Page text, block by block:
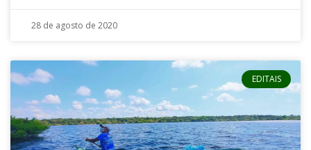
28 de agosto de 2020
EDITAIS